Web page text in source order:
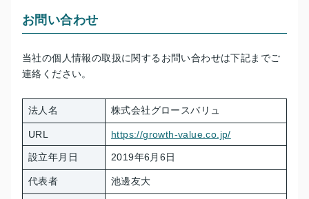
お問い合わせ
当社の個人情報の取扱に関するお問い合わせは下記までご
連絡ください。
法人名 株式会社グロースバリュ
URL https://growth-value.co.jp/
設立年月日 2019年6月6日
代表者 池邊友大